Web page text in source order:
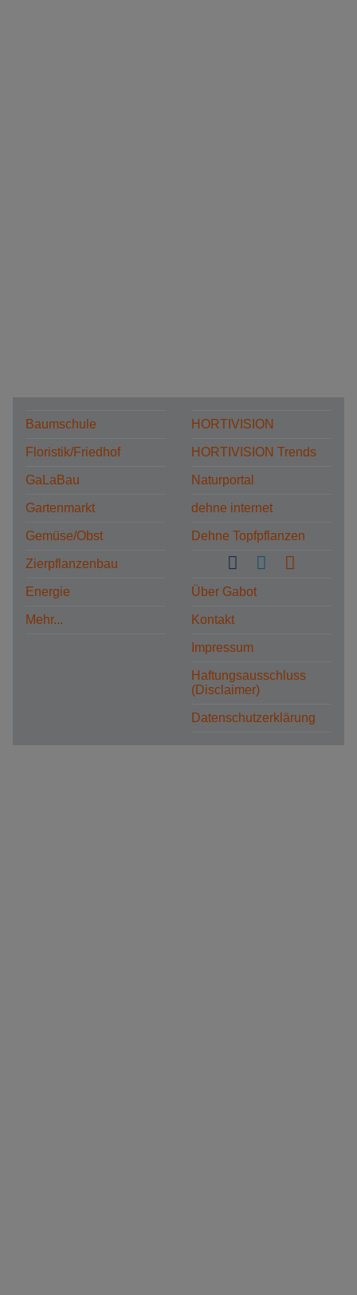
Baumschule
Floristik/Friedhof
GaLaBau
Gartenmarkt
Gemüse/Obst
Zierpflanzenbau
Energie
Mehr...
HORTIVISION
HORTIVISION Trends
Naturportal
dehne internet
Dehne Topfpflanzen
Über Gabot
Kontakt
Impressum
Haftungsausschluss
(Disclaimer)
Datenschutzerklärung